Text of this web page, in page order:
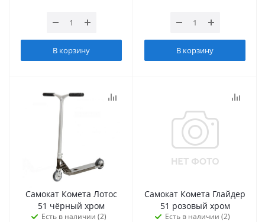
В корзину В корзину
Самокат Комета Лотос
51 чёрный хром
Есть в наличии (2)
Самокат Комета Глайдер
51 розовый хром
Есть в наличии (2)